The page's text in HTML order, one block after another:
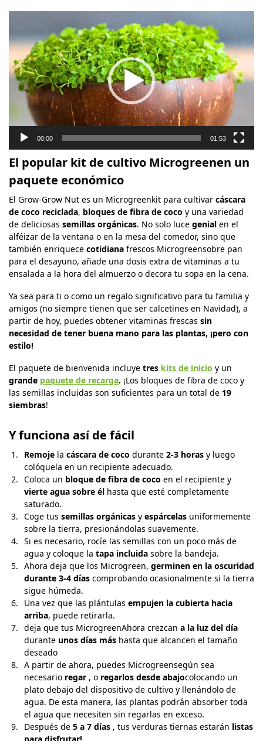
00:00 01:53
El popular kit de cultivo Microgreenen un
paquete económico
El Grow-Grow Nut es un Microgreenkit para cultivar cáscara
de coco reciclada, bloques de fibra de coco y una variedad
de deliciosas semillas orgánicas. No solo luce genial en el
alféizar de la ventana o en la mesa del comedor, sino que
también enriquece cotidiana frescos Microgreensobre pan
para el desayuno, añade una dosis extra de vitaminas a tu
ensalada a la hora del almuerzo o decora tu sopa en la cena.
Ya sea para ti o como un regalo significativo para tu familia y
amigos (no siempre tienen que ser calcetines en Navidad), a
partir de hoy, puedes obtener vitaminas frescas sin
necesidad de tener buena mano para las plantas, ¡pero con
estilo!
El paquete de bienvenida incluye tres kits de inicio y un
grande paquete de recarga. ¡Los bloques de fibra de coco y
las semillas incluidas son suficientes para un total de 19
siembras!
Y funciona así de fácil
Remoje la cáscara de coco durante 2-3 horas y luego
colóquela en un recipiente adecuado.
Coloca un bloque de fibra de coco en el recipiente y
vierte agua sobre él hasta que esté completamente
saturado.
Coge tus semillas orgánicas y espárcelas uniformemente
sobre la tierra, presionándolas suavemente.
Si es necesario, rocíe las semillas con un poco más de
agua y coloque la tapa incluida sobre la bandeja.
Ahora deja que los Microgreen, germinen en la oscuridad
durante 3-4 días comprobando ocasionalmente si la tierra
sigue húmeda.
Una vez que las plántulas empujen la cubierta hacia
arriba, puede retirarla.
deja que tus MicrogreenAhora crezcan a la luz del día
durante unos días más hasta que alcancen el tamaño
deseado
A partir de ahora, puedes Microgreensegún sea
necesario regar , o regarlos desde abajocolocando un
plato debajo del dispositivo de cultivo y llenándolo de
agua. De esta manera, las plantas podrán absorber toda
el agua que necesiten sin regarlas en exceso.
Después de 5 a 7 días , tus verduras tiernas estarán listas